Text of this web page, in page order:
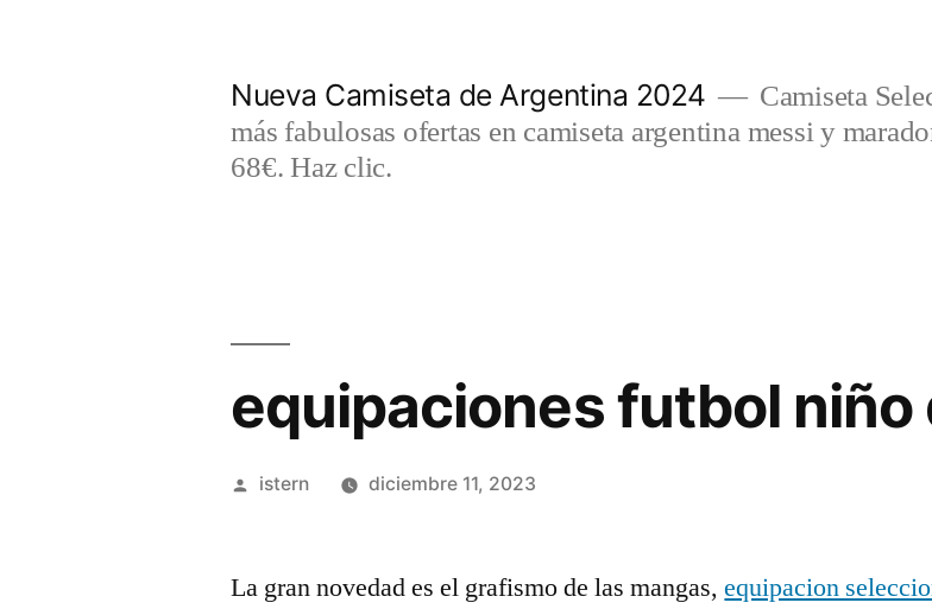
Nueva Camiseta de Argentina 2024
Camiseta
más fabulosas ofertas en camiseta argentina messi y
68€. Haz clic.
equipaciones futbol niño
Publicado
istern diciembre 11, 2023
La gran novedad es el grafismo de las mangas,equipacion